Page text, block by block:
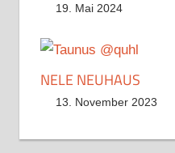
19. Mai 2024
NELE NEUHAUS
13. November 2023